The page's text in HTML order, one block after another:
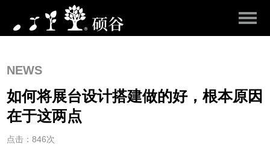
NEWS
如何将展台设计搭建做的好，根本原因
在于这两点
点击：846次